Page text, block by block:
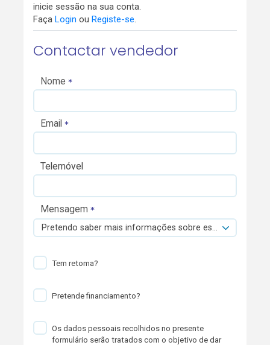
inicie sessão na sua conta.
Faça Login ou Registe-se.
Contactar vendedor
Nome
Email
Telemóvel
Mensagem
Pretendo saber mais informações sobre esta viatura.
Tem retoma?
Pretende financiamento?
Os dados pessoais recolhidos no presente
formulário serão tratados com o objetivo de dar